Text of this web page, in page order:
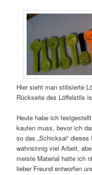
Hier sieht man stilisierte
Rückseite des Löffelstils
Heute habe ich
kaufen muss, bevor ich
so das „Schicksal“
wahnsinnig viel Arbeit,
meiste Material hatte ich
lieber Freund entworfen